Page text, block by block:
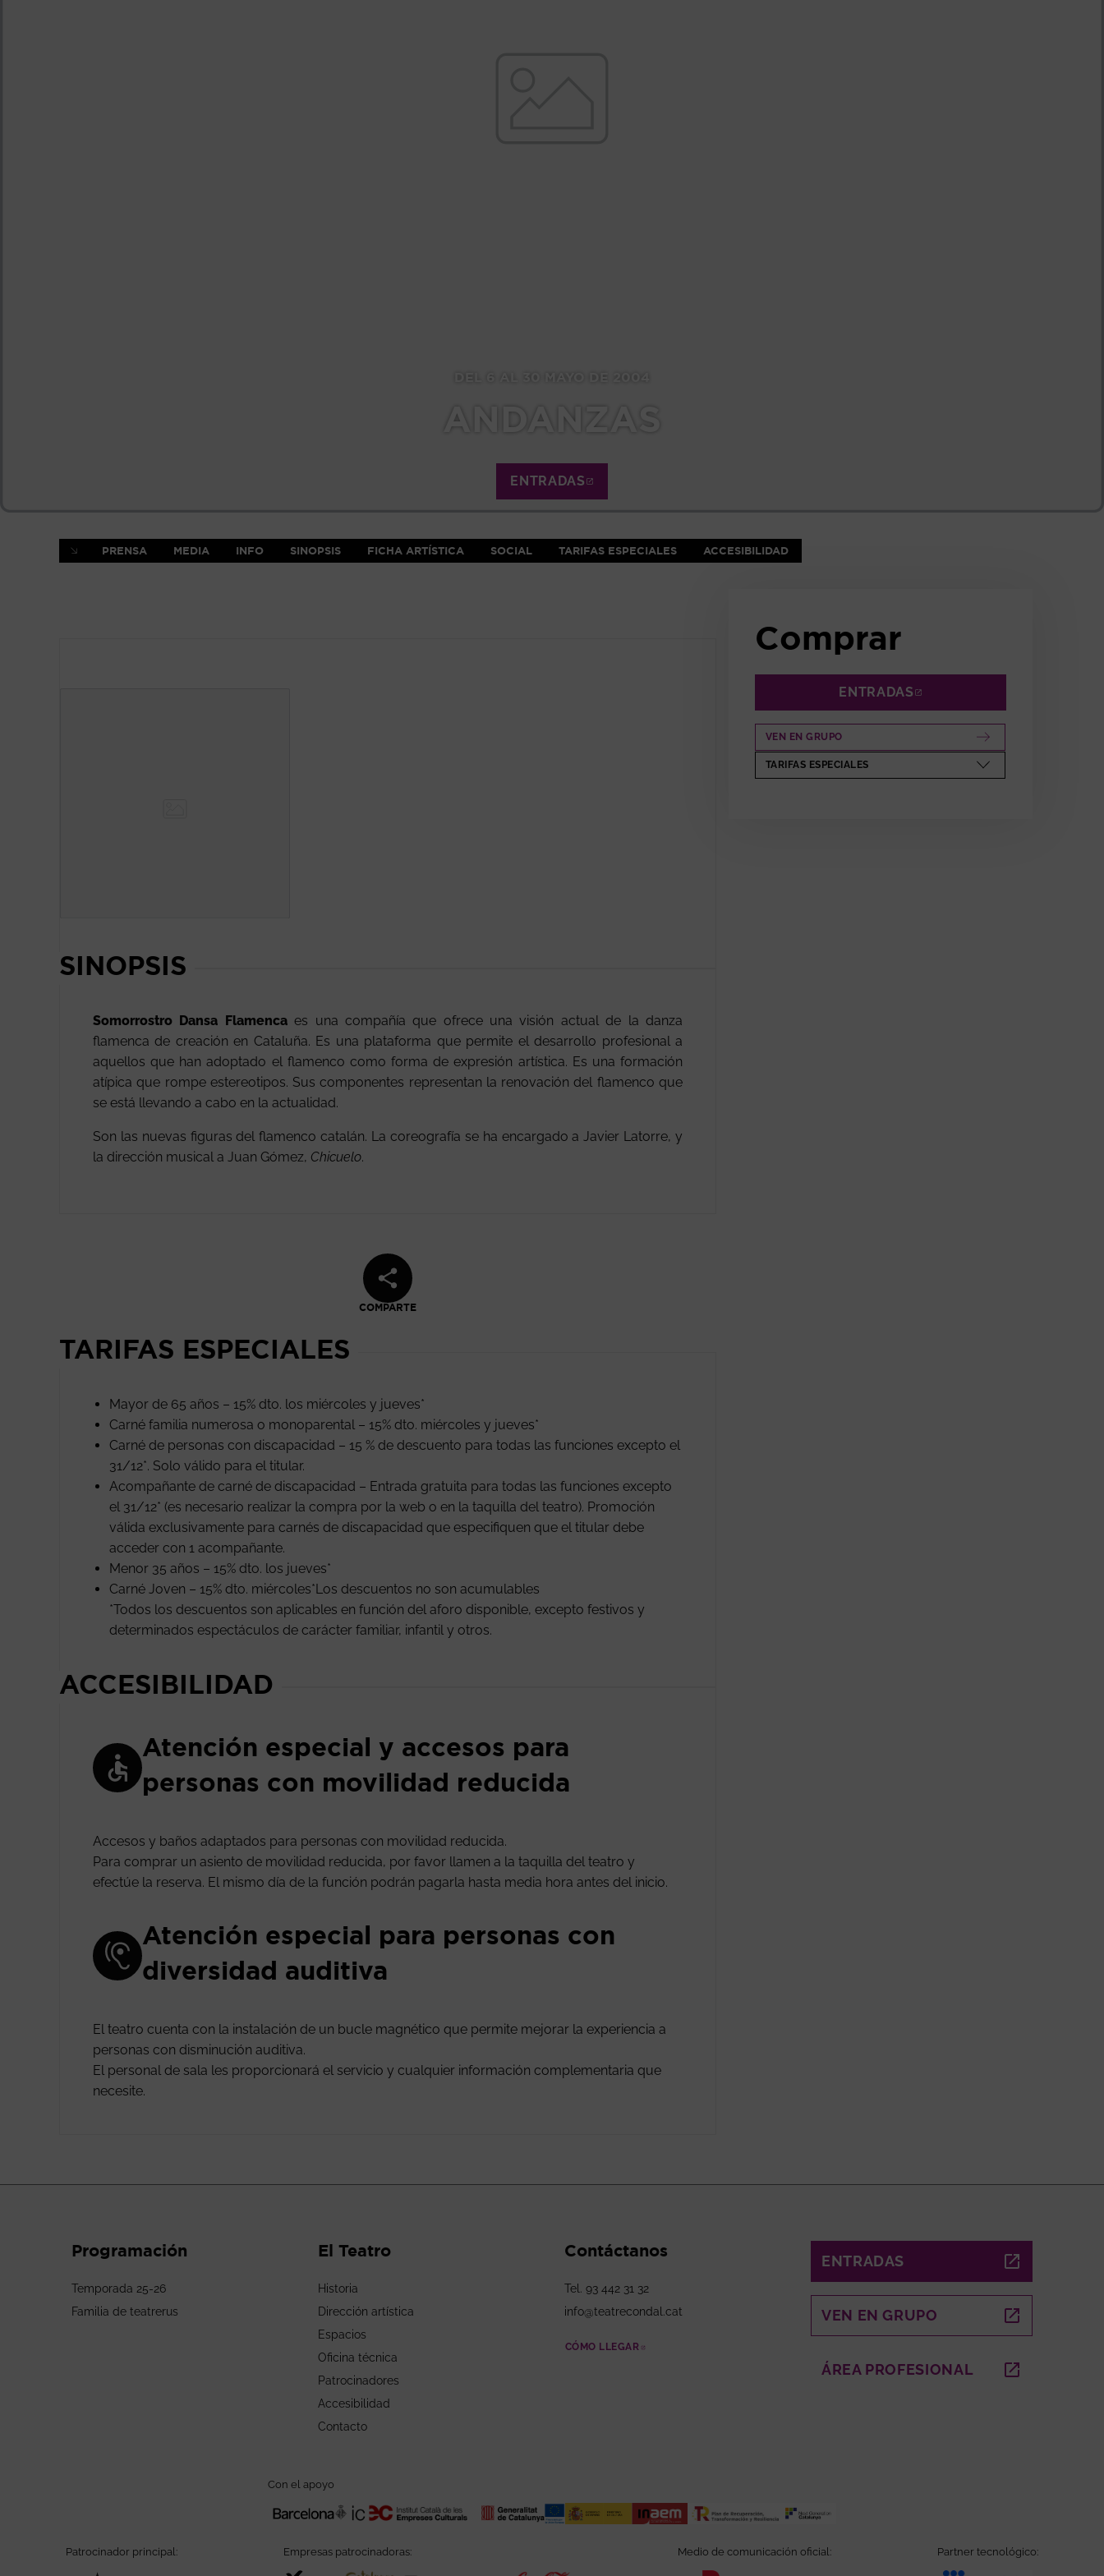
DEL 6 AL 30 MAYO DE 2004
ANDANZAS
ENTRADAS
PRENSA MEDIA INFO SINOPSIS FICHA ARTÍSTICA SOCIAL TARIFAS ESPECIALES ACCESIBILIDAD
SINOPSIS
Somorrostro Dansa Flamencaes una compañía que ofrece una visión actual de la danza
flamenca de creación en Cataluña. Es una plataforma que permite el desarrollo profesional a
aquellos que han adoptado el flamenco como forma de expresión artística. Es una formación
atípica que rompe estereotipos. Sus componentes representan la renovación del flamenco que
se está llevando a cabo en la actualidad.
Son las nuevas figuras del flamenco catalán. La coreografía se ha encargado a Javier Latorre, y
la dirección musical a Juan Gómez, Chicuelo.
COMPARTE
TARIFAS ESPECIALES
Mayor de 65 años – 15% dto. los miércoles y jueves*
Carné familia numerosa o monoparental – 15% dto. miércoles y jueves*
Carné de personas con discapacidad – 15 % de descuento para todas las funciones excepto el
31/12*. Solo válido para el titular.
Acompañante de carné de discapacidad – Entrada gratuita para todas las funciones excepto
el 31/12* (es necesario realizar la compra por la web o en la taquilla del teatro). Promoción
válida exclusivamente para carnés de discapacidad que especifiquen que el titular debe
acceder con 1 acompañante.
Menor 35 años – 15% dto. los jueves*
Carné Joven – 15% dto. miércoles*Los descuentos no son acumulables
*Todos los descuentos son aplicables en función del aforo disponible, excepto festivos y
determinados espectáculos de carácter familiar, infantil y otros.
ACCESIBILIDAD
Atención especial y accesos para
personas con movilidad reducida
Accesos y baños adaptados para personas con movilidad reducida.
Para comprar un asiento de movilidad reducida, por favor llamen a la taquilla del teatro y
efectúe la reserva. El mismo día de la función podrán pagarla hasta media hora antes del inicio.
Atención especial para personas con
diversidad auditiva
El teatro cuenta con la instalación de un bucle magnético que permite mejorar la experiencia a
personas con disminución auditiva.
El personal de sala les proporcionará el servicio y cualquier información complementaria que
necesite.
Comprar
ENTRADAS
VEN EN GRUPO
TARIFAS ESPECIALES
Programación
Temporada 25-26
Familia de teatrerus
El Teatro
Historia
Dirección artística
Espacios
Oficina técnica
Patrocinadores
Accesibilidad
Contacto
Contáctanos
Tel. 93 442 31 32
info@teatrecondal.cat
CÓMO LLEGAR
ENTRADAS ABRE EN NUEVA VENTANA
VEN EN GRUPO ABRE EN NUEVA VENTANA
ÁREA PROFESIONAL ABRE EN NUEVA
Con el apoyo
Patrocinador principal: Empresas patrocinadoras: Medio de comunicación oficial: Partner tecnológico: